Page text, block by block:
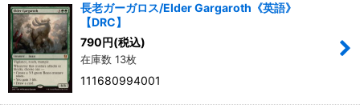
長老ガーガロス/Elder Gargaroth《英語》
【DRC】
790円(税込)
在庫数 13枚
111680994001